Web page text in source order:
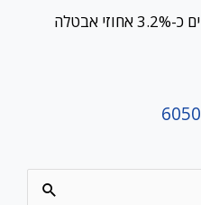
כ-145,000 מובטלים המהווים כ-3.2% אחוזי אבטלה